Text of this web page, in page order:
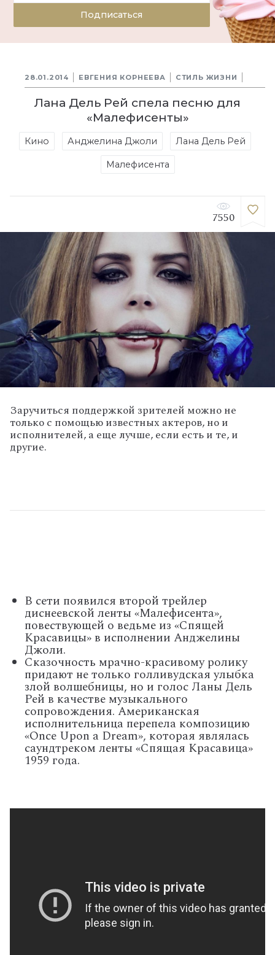
Подписаться
28.01.2014 ЕВГЕНИЯ КОРНЕЕВА СТИЛЬ ЖИЗНИ
Лана Дель Рей спела песню для
«Малефисенты»
Кино Анджелина Джоли Лана Дель Рей
Малефисента
7550
Заручиться поддержкой зрителей можно не
только с помощью известных актеров, но и
исполнителей, а еще лучше, если есть и те, и
другие.
В сети появился второй трейлер
диснеевской ленты «Малефисента»,
повествующей о ведьме из «Спящей
Красавицы» в исполнении Анджелины
Джоли.
Сказочность мрачно-красивому ролику
придают не только голливудская улыбка
злой волшебницы, но и голос Ланы Дель
Рей в качестве музыкального
сопровождения. Американская
исполнительница перепела композицию
«Once Upon a Dream», которая являлась
саундтреком ленты «Спящая Красавица»
1959 года.